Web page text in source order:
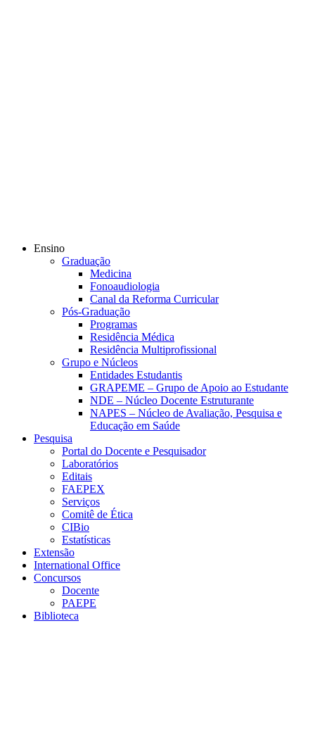
Ensino
Graduação
Medicina
Fonoaudiologia
Canal da Reforma Curricular
Pós-Graduação
Programas
Residência Médica
Residência Multiprofissional
Grupo e Núcleos
Entidades Estudantis
GRAPEME – Grupo de Apoio ao Estudante
NDE – Núcleo Docente Estruturante
NAPES – Núcleo de Avaliação, Pesquisa e
Educação em Saúde
Pesquisa
Portal do Docente e Pesquisador
Laboratórios
Editais
FAEPEX
Serviços
Comitê de Ética
CIBio
Estatísticas
Extensão
International Office
Concursos
Docente
PAEPE
Biblioteca